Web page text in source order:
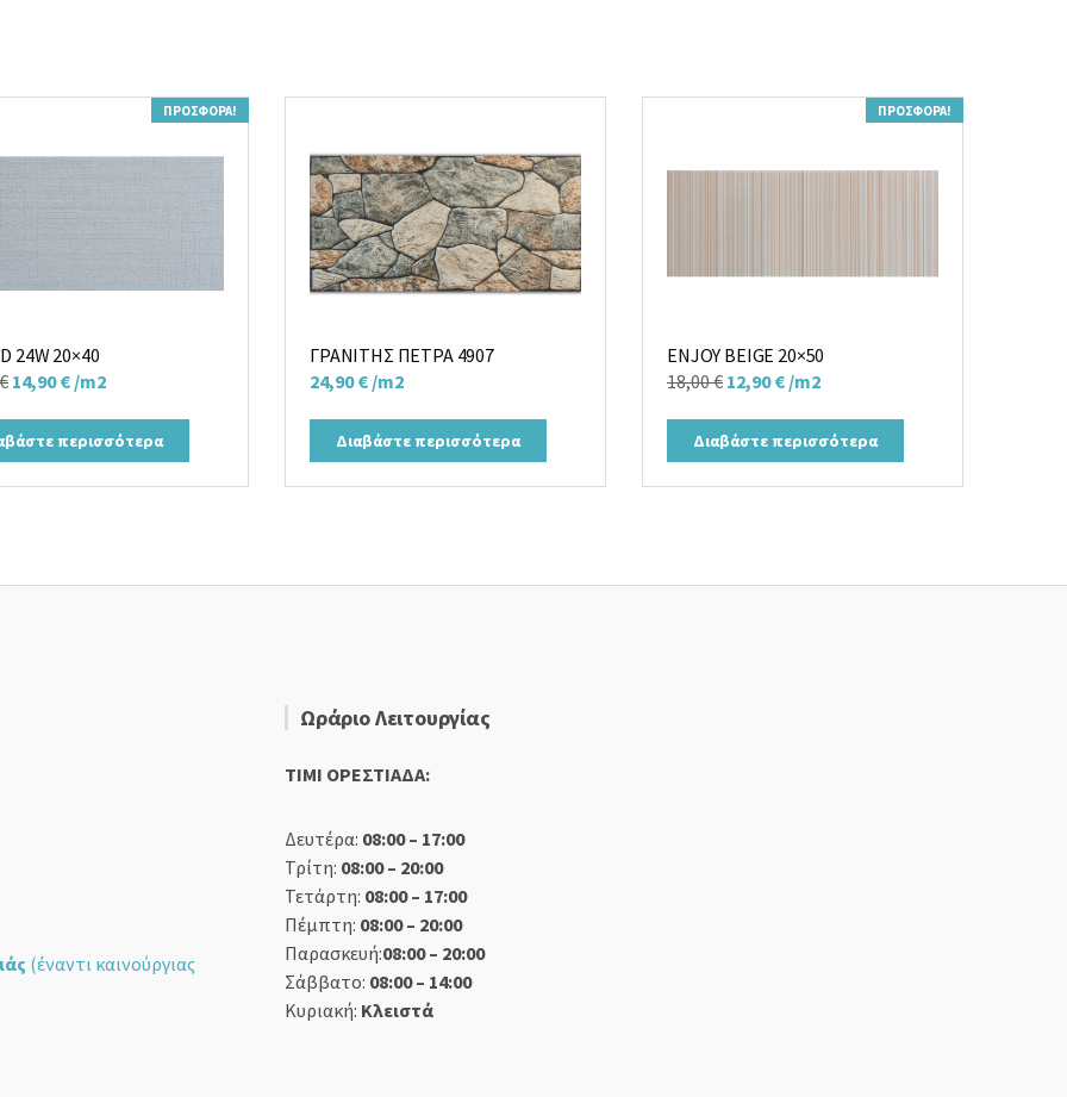
ΠΡΟΣΦΟΡΆ!
24W 20×40
€ Original
was:
20,00 €.
14,90€Η
τιμή
είναι:
14,90 €.
/m2
περισσότερα
ΓΡΑΝΙΤΗΣ ΠΕΤΡΑ 4907
24,90€ /m2
Διαβάστε περισσότερα
ΠΡΟΣΦΟΡΆ!
ENJOY BEIGE 20×50
18,00€ Original
was:
18,00 €.
12,90€Η
τιμή
είναι:
12,90 €.
/m2
Διαβάστε περισσότερα
(έναντι καινούργιας
Ωράριο Λειτουργίας
TIMI ΟΡΕΣΤΙΑΔΑ:
Δευτέρα: 08:00 – 17:00
Τρίτη: 08:00 – 20:00
Τετάρτη: 08:00 – 17:00
Πέμπτη: 08:00 – 20:00
Παρασκευή:08:00 – 20:00
Σάββατο: 08:00 – 14:00
Κυριακή: Κλειστά